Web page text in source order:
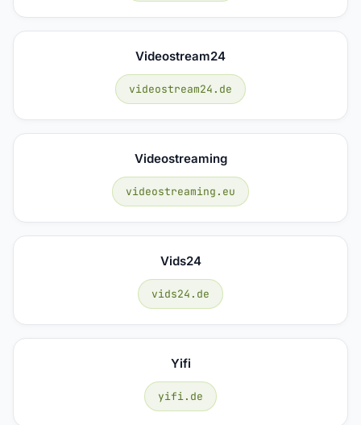
Videostream24
videostream24.de
Videostreaming
videostreaming.eu
Vids24
vids24.de
Yifi
yifi.de